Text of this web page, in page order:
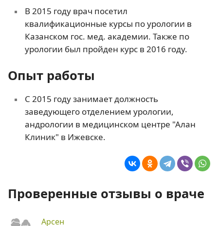
В 2015 году врач посетил
квалификационные курсы по урологии в
Казанском гос. мед. академии. Также по
урологии был пройден курс в 2016 году.
Опыт работы
С 2015 году занимает должность
заведующего отделением урологии,
андрологии в медицинском центре "Алан
Клиник" в Ижевске.
Проверенные отзывы о враче
Арсен